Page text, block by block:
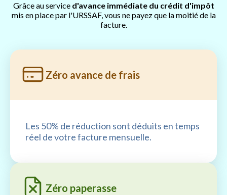
Grâce au service d'avance immédiate du crédit d'impôt
mis en place par l'URSSAF, vous ne payez que la moitié de la
facture.
Zéro avance de frais
Les 50% de réduction sont déduits en temps
réel de votre facture mensuelle.
Zéro paperasse